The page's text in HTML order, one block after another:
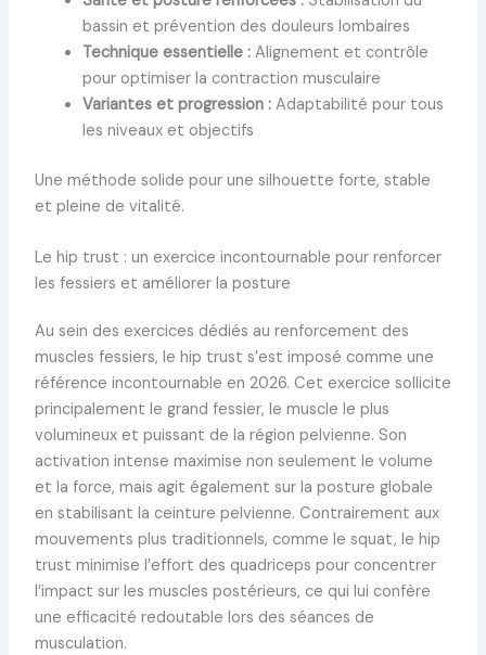
bassin et prévention des douleurs lombaires
Technique essentielle :Alignement et contrôle
pour optimiser la contraction musculaire
Variantes et progression :Adaptabilité pour tous
les niveaux et objectifs
Une méthode solide pour une silhouette forte, stable
et pleine de vitalité.
Le hip trust : un exercice incontournable pour renforcer
les fessiers et améliorer la posture
Au sein des exercices dédiés au renforcement des
muscles fessiers, le hip trust s’est imposé comme une
référence incontournable en 2026. Cet exercice sollicite
principalement le grand fessier, le muscle le plus
volumineux et puissant de la région pelvienne. Son
activation intense maximise non seulement le volume
et la force, mais agit également sur la posture globale
en stabilisant la ceinture pelvienne. Contrairement aux
mouvements plus traditionnels, comme le squat, le hip
trust minimise l’effort des quadriceps pour concentrer
l’impact sur les muscles postérieurs, ce qui lui confère
une efficacité redoutable lors des séances de
musculation.